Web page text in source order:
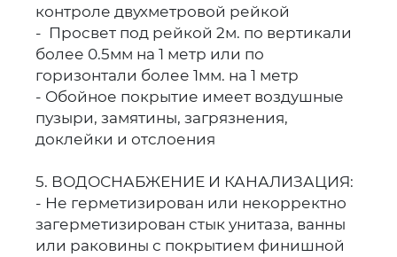
контроле двухметровой рейкой
- Просвет под рейкой 2м. по вертикали
более 0.5мм на 1 метр или по
горизонтали более 1мм. на 1 метр
- Обойное покрытие имеет воздушные
пузыри, замятины, загрязнения,
доклейки и отслоения
5. ВОДОСНАБЖЕНИЕ И КАНАЛИЗАЦИЯ:
- Не герметизирован или некорректно
загерметизирован стык унитаза, ванны
или раковины с покрытием финишной